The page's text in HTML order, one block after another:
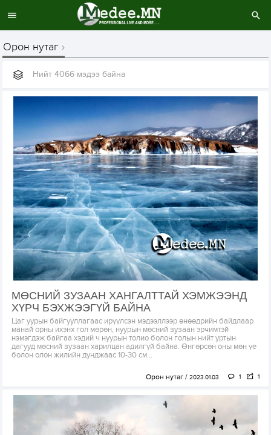
Орон нутаг
Нийт 4066 мэдээ байна
МӨСНИЙ ЗУЗААН ХАНГАЛТТАЙ ХЭМЖЭЭНД
ХҮРЧ БЭХЖЭЭГҮЙ БАЙНА
Цаг уурын байгууллагаас ирүүлсэн мэдээллээр өнөөдрийн байдлаар
манай орны ихэнх гол мөрөн, нуурын мөсний зузаан эрчимтэй
нэмэгдэж байгаа хэдий ч нуурын толио болон голын нийт уртын
дагууд мөсний зузаан харилцан адилгүй байна. Өнгөрсөн оны мөн үе
болон олон жилийн дунджаас 10-30 см...
Орон нутаг 2023.01.03 1 1